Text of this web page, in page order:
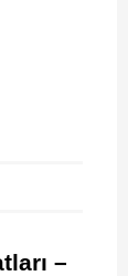
–